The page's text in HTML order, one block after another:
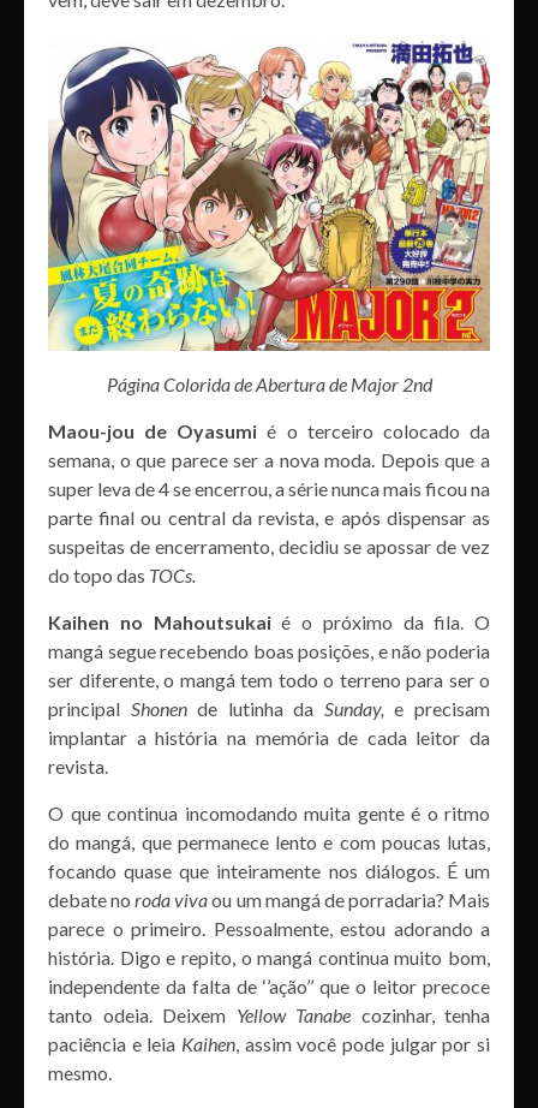
Página Colorida de Abertura de Major 2nd
Maou-jou de Oyasumié o terceiro colocado da
semana, o que parece ser a nova moda. Depois que a
super leva de 4 se encerrou, a série nunca mais ficou na
parte final ou central da revista, e após dispensar as
suspeitas de encerramento, decidiu se apossar de vez
do topo das TOCs.
Kaihen no Mahoutsukaié o próximo da fila. O
mangá segue recebendo boas posições, e não poderia
ser diferente, o mangá tem todo o terreno para ser o
principal Shonende lutinha da Sunday, e precisam
implantar a história na memória de cada leitor da
revista.
O que continua incomodando muita gente é o ritmo
do mangá, que permanece lento e com poucas lutas,
focando quase que inteiramente nos diálogos. É um
debate noroda vivaou um mangá de porradaria? Mais
parece o primeiro. Pessoalmente, estou adorando a
história. Digo e repito, o mangá continua muito bom,
independente da falta de ‘’ação’’ que o leitor precoce
tanto odeia. Deixem Yellow Tanabe cozinhar, tenha
paciência e leia Kaihen , assim você pode julgar por si
mesmo.